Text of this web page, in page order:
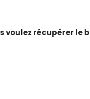
voulez récupérer le